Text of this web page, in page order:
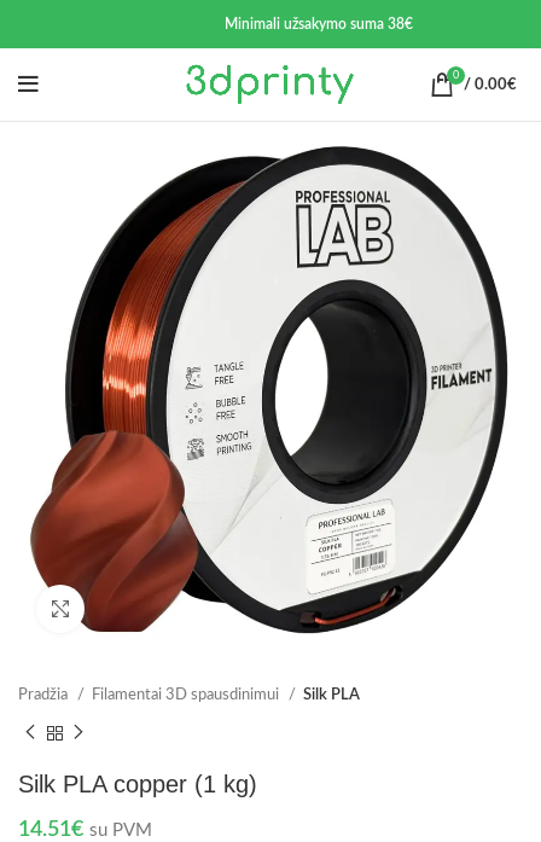
Minimali užsakymo suma 38€
0
/ 0.00€
Spustelėkite norėdami padidinti
Pradžia Filamentai 3D spausdinimui Silk PLA
Silk PLA copper (1 kg)
14.51€ su PVM